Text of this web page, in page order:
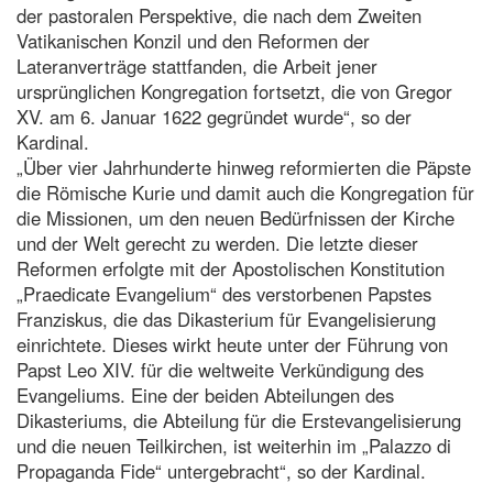
der pastoralen Perspektive, die nach dem Zweiten
Vatikanischen Konzil und den Reformen der
Lateranverträge stattfanden, die Arbeit jener
ursprünglichen Kongregation fortsetzt, die von Gregor
XV. am 6. Januar 1622 gegründet wurde“, so der
Kardinal.
„Über vier Jahrhunderte hinweg reformierten die Päpste
die Römische Kurie und damit auch die Kongregation für
die Missionen, um den neuen Bedürfnissen der Kirche
und der Welt gerecht zu werden. Die letzte dieser
Reformen erfolgte mit der Apostolischen Konstitution
„Praedicate Evangelium“ des verstorbenen Papstes
Franziskus, die das Dikasterium für Evangelisierung
einrichtete. Dieses wirkt heute unter der Führung von
Papst Leo XIV. für die weltweite Verkündigung des
Evangeliums. Eine der beiden Abteilungen des
Dikasteriums, die Abteilung für die Erstevangelisierung
und die neuen Teilkirchen, ist weiterhin im „Palazzo di
Propaganda Fide“ untergebracht“, so der Kardinal.